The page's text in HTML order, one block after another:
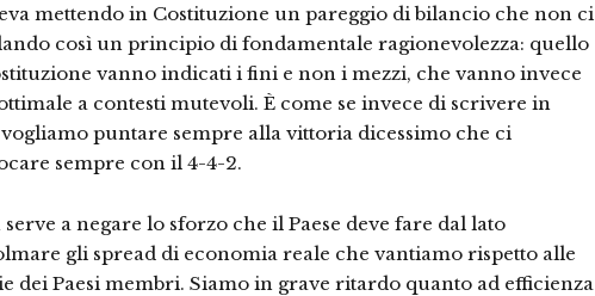
mettendo in Costituzione un pareggio di bilancio che non ci
così un principio di fondamentale ragionevolezza: quello
vanno indicati i fini e non i mezzi, che vanno invece
a contesti mutevoli. È come se invece di scrivere in
puntare sempre alla vittoria dicessimo che ci
sempre con il 4-4-2.
a negare lo sforzo che il Paese deve fare dal lato
gli spread di economia reale che vantiamo rispetto alle
dei Paesi membri. Siamo in grave ritardo quanto ad efficienza